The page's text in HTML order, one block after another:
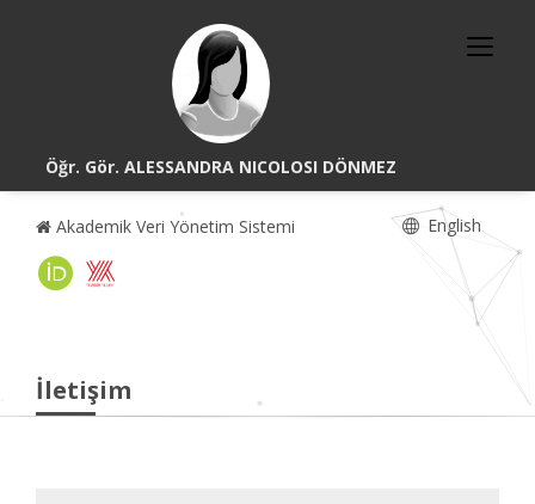
Öğr. Gör. ALESSANDRA NICOLOSI DÖNMEZ
Akademik Veri Yönetim Sistemi English
İletişim